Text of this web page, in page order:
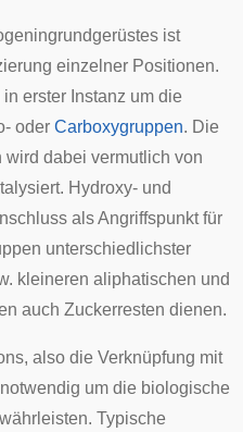
ist
einzelner Positionen.
erster Instanz um die
- oder Carboxygruppen. Die
dabei vermutlich von
Hydroxy- und
als Angriffspunkt für
unterschiedlichster
kleineren aliphatischen und
auch Zuckerresten dienen.
also die Verknüpfung mit
um die biologische
Typische